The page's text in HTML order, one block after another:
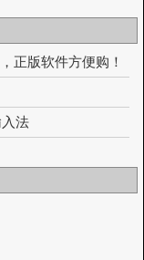
正版软件方便购！
法